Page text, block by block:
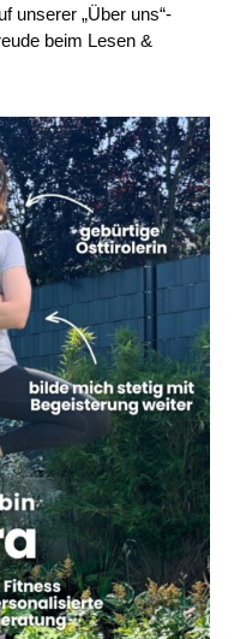
unserer „Über uns“-
beim Lesen &